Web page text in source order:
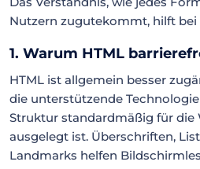
Nutzern zugutekommt, hilft bei
1. Warum HTML
HTML ist allgemein besser
die unterstützende
Struktur standardmäßig für die
ausgelegt ist. Überschriften,
Landmarks helfen